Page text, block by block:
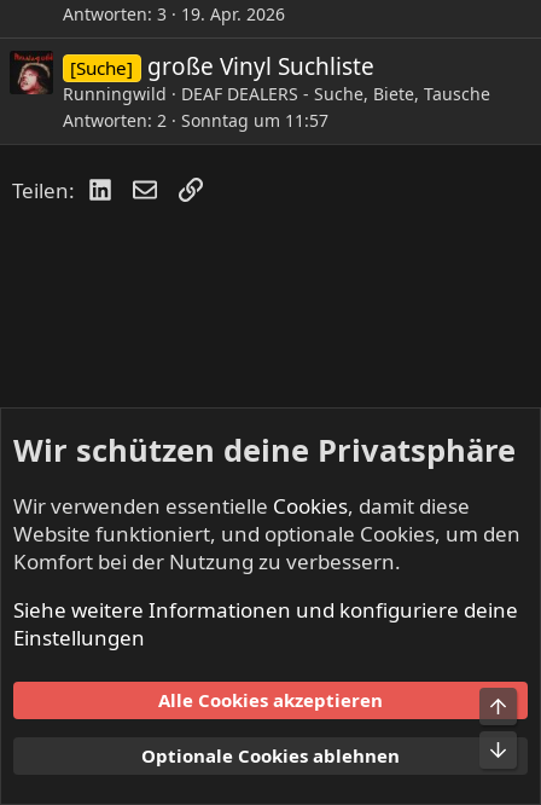
Antworten 3 19. Apr. 2026
[Suche] große Vinyl Suchliste
Runningwild
DEAF DEALERS - Suche, Biete, Tausche
Antworten 2 Sonntag um 11:57
Teilen: LinkedIn
E-MailLink
DEAF DEALERS - Suche, Biete, Tausche
Nutzungsbedingungen
Datenschutz
S
Wir schützen deine Privatsphäre
Wir verwenden essentielle Cookies, damit diese
Website funktioniert, und optionale Cookies, um den
Komfort bei der Nutzung zu verbessern.
Siehe weitere Informationen und konfiguriere deine
Einstellungen
Alle Cookies akzeptieren
Optionale Cookies ablehnen